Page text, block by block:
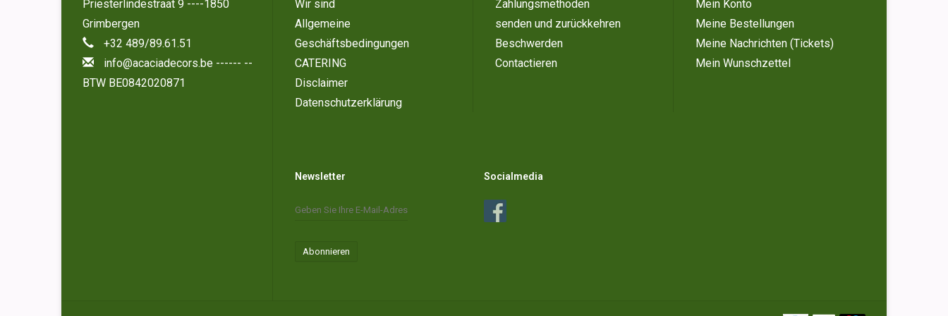
Priesterlindestraat 9 ----1850
Grimbergen
+32 489/89.61.51
info@acaciadecors.be ------ --
BTW BE0842020871
Wir sind
Allgemeine
Geschäftsbedingungen
CATERING
Disclaimer
Datenschutzerklärung
Zahlungsmethoden
senden und zurückkehren
Beschwerden
Contactieren
Mein Konto
Meine Bestellungen
Meine Nachrichten (Tickets)
Mein Wunschzettel
Newsletter
Abonnieren
Socialmedia